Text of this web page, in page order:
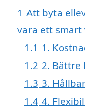
1 Att byta
vara ett smart
1.1 1.
1.2 2. Bättre
1.3 3.
1.4 4.